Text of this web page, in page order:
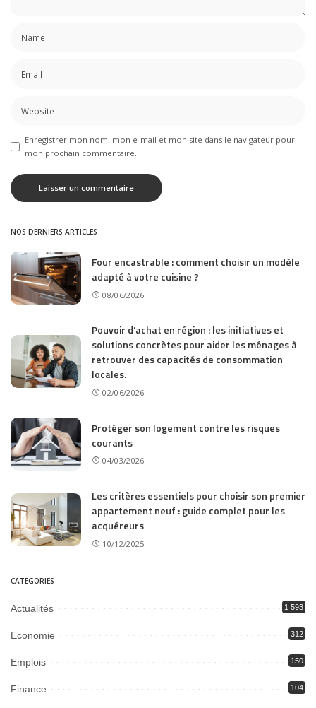
Enregistrer mon nom, mon e-mail et mon site dans le navigateur pour
mon prochain commentaire.
NOS DERNIERS ARTICLES
Four encastrable : comment choisir un modèle
adapté à votre cuisine ?
08/06/2026
Pouvoir d’achat en région : les initiatives et
solutions concrètes pour aider les ménages à
retrouver des capacités de consommation
locales.
02/06/2026
Protéger son logement contre les risques
courants
04/03/2026
Les critères essentiels pour choisir son premier
appartement neuf : guide complet pour les
acquéreurs
10/12/2025
CATEGORIES
Actualités 1 593
Economie 312
Emplois 150
Finance 104